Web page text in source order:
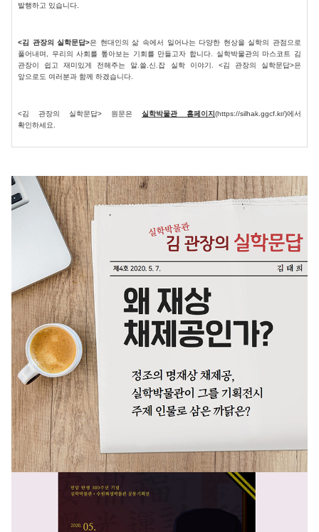
발행하고 있습니다.
<김 관장의 실학문답>은 현대인의 삶 속에서 일어나는 다양한 현상을 실학의 관점으로
풀어내며, 우리의 사회를 톺아보는 기회를 만들고자 합니다. 실학박물관의 마스코트 김
관장이 쉽고 재미있게 전해주는 알.쓸.신.잡 실학 이야기. <김 관장의 실학문답>은
앞으로도 여러분과 함께 하겠습니다.
<김 관장의 실학문답> 원문은 실학박물관 홈페이지 (https://silhak.ggcf.kr/)에서
확인하세요.